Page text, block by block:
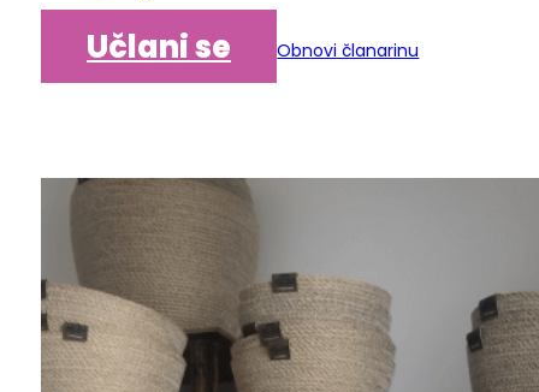
Učlani se
Obnovi članarinu